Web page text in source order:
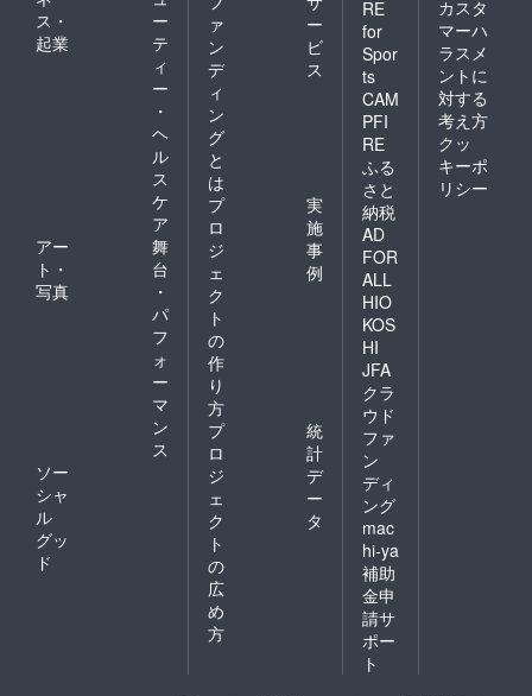
言える方々
との協業復
活と成果実
現も大きな
目的として
います。こ
れは国産に
こだわる所
以でもあり
ます
ス・
起業
ー
テ
ィ
ー
・
ヘ
ル
ス
ケ
ア
アー
ト・
写真
舞
台
・
パ
フ
ォ
ー
マ
ン
ス
ソー
シャ
ル
グッ
ド
ァ
ン
デ
ィ
ン
グ
と
は
ー
ビ
ス
プ
ロ
ジ
ェ
ク
ト
の
作
り
方
実
施
事
例
プ
ロ
ジ
ェ
ク
ト
の
広
め
方
統
計
デ
ー
タ
RE
for
Spor
ts
CAM
PFI
RE
ふる
さと
納税
AD
FOR
ALL
HIO
KOS
HI
JFA
クラ
ウド
ファ
ン
ディ
ング
mac
hi-ya
補助
金申
請サ
ポー
ト
カスタ
マーハ
ラスメ
ントに
対する
考え方
クッ
キーポ
リシー